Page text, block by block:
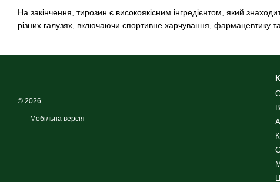
На закінчення, тирозин є високоякісним інгредієнтом, який
різних галузях, включаючи спортивне харчування, фармацевтику
© 2026
Мобільна версія